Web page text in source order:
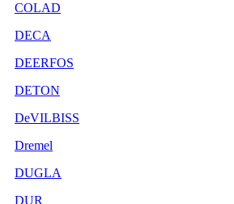
COLAD
DECA
DEERFOS
DETON
DeVILBISS
Dremel
DUGLA
DUR